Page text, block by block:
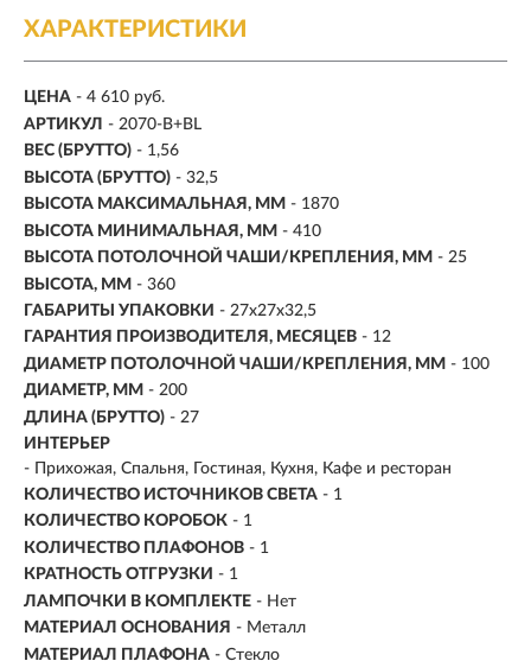
ХАРАКТЕРИСТИКИ
ЦЕНА - 4 610 руб.
АРТИКУЛ - 2070-B+BL
ВЕС (БРУТТО) - 1,56
ВЫСОТА (БРУТТО) - 32,5
ВЫСОТА МАКСИМАЛЬНАЯ, ММ - 1870
ВЫСОТА МИНИМАЛЬНАЯ, ММ - 410
ВЫСОТА ПОТОЛОЧНОЙ ЧАШИ/КРЕПЛЕНИЯ, ММ - 25
ВЫСОТА, ММ - 360
ГАБАРИТЫ УПАКОВКИ - 27x27x32,5
ГАРАНТИЯ ПРОИЗВОДИТЕЛЯ, МЕСЯЦЕВ - 12
ДИАМЕТР ПОТОЛОЧНОЙ ЧАШИ/КРЕПЛЕНИЯ, ММ - 100
ДИАМЕТР, ММ - 200
ДЛИНА (БРУТТО) - 27
ИНТЕРЬЕР
- Прихожая, Спальня, Гостиная, Кухня, Кафе и ресторан
КОЛИЧЕСТВО ИСТОЧНИКОВ СВЕТА - 1
КОЛИЧЕСТВО КОРОБОК - 1
КОЛИЧЕСТВО ПЛАФОНОВ - 1
КРАТНОСТЬ ОТГРУЗКИ - 1
ЛАМПОЧКИ В КОМПЛЕКТЕ - Нет
МАТЕРИАЛ ОСНОВАНИЯ - Металл
МАТЕРИАЛ ПЛАФОНА - Стекло